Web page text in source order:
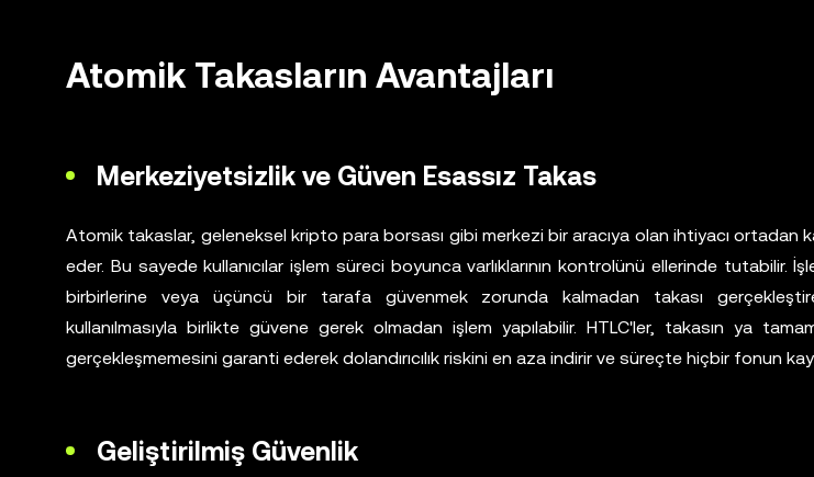
Atomik Takasların Avantajları
Merkeziyetsizlik ve Güven Esassız Takas
Atomik takaslar, geleneksel kripto para borsası gibi merkezi bir aracıya olan ihtiyacı ortadan
eder. Bu sayede kullanıcılar işlem süreci boyunca varlıklarının kontrolünü ellerinde tutabilir.
birbirlerine veya üçüncü bir tarafa güvenmek zorunda kalmadan takası
kullanılmasıyla birlikte güvene gerek olmadan işlem yapılabilir. HTLC'ler, takasın ya
gerçekleşmemesini garanti ederek dolandırıcılık riskini en aza indirir ve süreçte hiçbir fonun
Geliştirilmiş Güvenlik